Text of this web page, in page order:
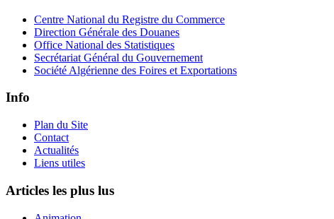
Centre National du Registre du Commerce
Direction Générale des Douanes
Office National des Statistiques
Secrétariat Général du Gouvernement
Société Algérienne des Foires et Exportations
Info
Plan du Site
Contact
Actualités
Liens utiles
Articles les plus lus